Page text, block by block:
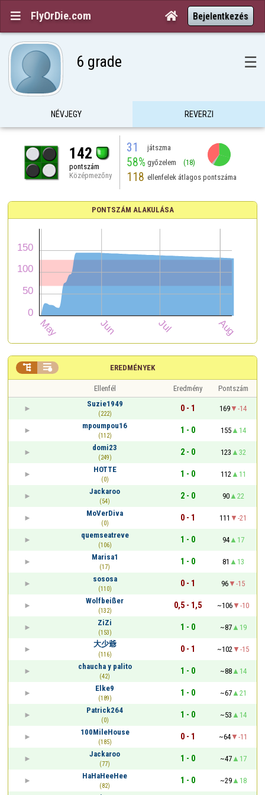
 FlyOrDie.com  Bejelentkezés
6 grade ☰
NÉVJEGY REVERZI
142
pontszám
Középmezőny
31 játszma
58% győzelem (18)
118 ellenfelek átlagos pontszáma
PONTSZÁM ALAKULÁSA
EREDMÉNYEK
 
Ellenfél Eredmény
Pontszám
Suzie1949
(222)
0 - 1 169
-14
mpoumpou16
(112)
1 - 0 155
14
domi23
(249)
2 - 0 123
32
HOTTE
(0)
1 - 0 112
11
Jackaroo
(54)
2 - 0 90
22
MoVerDiva
(0)
0 - 1 111
-21
quemseatreve
(106)
1 - 0 94
17
Marisa1
(17)
1 - 0 81
13
sososa
(110)
0 - 1 96
-15
Wolfbeißer
(132)
0,5 - 1,5 ~106
-10
ZiZi
(153)
1 - 0 ~87
19
大少爺
(116)
0 - 1 ~102
-15
chaucha y palito
(42)
1 - 0 ~88
14
Elke9
(189)
1 - 0 ~67
21
Patrick264
(0)
1 - 0 ~53
14
100MileHouse
(185)
0 - 1 ~64
-11
Jackaroo
(77)
1 - 0 ~47
17
HaHaHeeHee
(82)
1 - 0 ~29
18